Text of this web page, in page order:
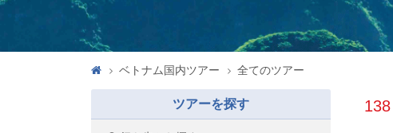
ベトナム国内ツアー 全てのツアー
138
ツアーを探す